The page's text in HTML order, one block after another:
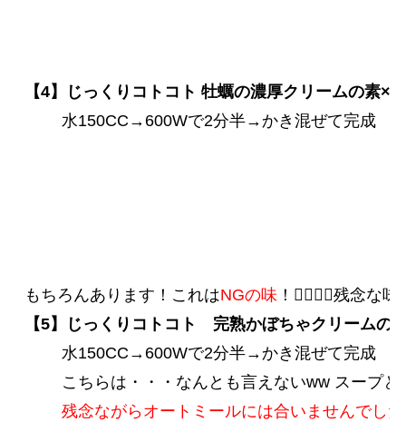
水150CC→600Wで2分半→かき混ぜて完成
もちろんあります！これはNGの味
水150CC→600Wで2分半→かき混ぜて完成
こちらは・・・なんとも言えないww スープと
残念ながらオートミールには合いませんでし